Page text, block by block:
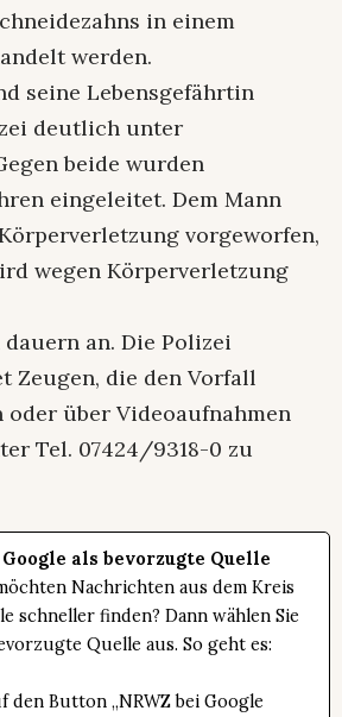
in einem
werden.
seine Lebensgefährtin
deutlich unter
beide wurden
eingeleitet. Dem Mann
vorgeworfen,
wegen Körperverletzung
an. Die Polizei
Zeugen, die den Vorfall
oder über Videoaufnahmen
Tel. 07424/9318-0 zu
Google als bevorzugte Quelle
Nachrichten aus dem Kreis
schneller finden? Dann wählen Sie
Quelle aus. So geht es:
den Button „NRWZ bei Google